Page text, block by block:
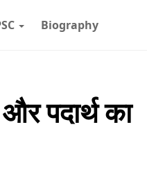
Biography
पदार्थ का